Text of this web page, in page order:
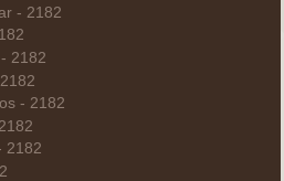
- 2182
2182
- 2182
2182